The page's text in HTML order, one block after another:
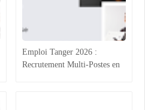
Emploi Tanger 2026 :
Recrutement Multi-Postes en